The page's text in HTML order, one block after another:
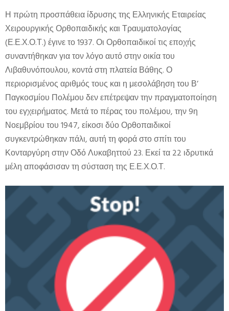
Η πρώτη προσπάθεια ίδρυσης της Ελληνικής Εταιρείας
Χειρουργικής Ορθοπαιδικής και Τραυματολογίας
(Ε.Ε.Χ.Ο.Τ.) έγινε το 1937. Οι Ορθοπαιδικοί τις εποχής
συναντήθηκαν για τον λόγο αυτό στην οικία του
Λιβαθυνόπουλου, κοντά στη πλατεία Βάθης. Ο
περιορισμένος αριθμός τους και η μεσολάβηση του Β’
Παγκοσμίου Πολέμου δεν επέτρεψαν την πραγματοποίηση
του εγχειρήματος. Μετά το πέρας του πολέμου, την 9η
Νοεμβρίου του 1947, είκοσι δύο Ορθοπαιδικοί
συγκεντρώθηκαν πάλι, αυτή τη φορά στο σπίτι του
Κονταργύρη στην Οδό Λυκαβηττού 23. Εκεί τα 22 ιδρυτικά
μέλη αποφάσισαν τη σύσταση της Ε.Ε.Χ.Ο.Τ.